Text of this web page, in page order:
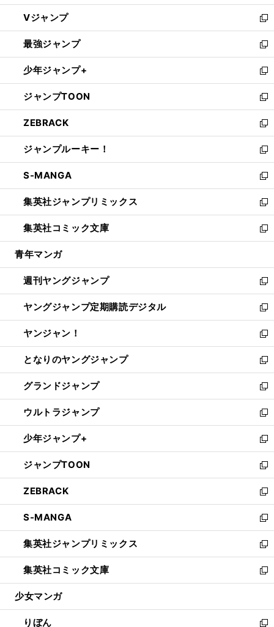
ウ
ィ
ン
ド
ウ
で
開
く
し
い
ウ
ィ
ン
ド
ウ
で
開
く
Vジャンプ
新
し
い
ウ
ィ
ン
ド
ウ
で
開
く
最強ジャンプ
新
し
い
ウ
ィ
ン
ド
ウ
で
開
く
少年ジャンプ+
新
し
い
ウ
ィ
ン
ド
ウ
で
開
く
ジャンプTOON
新
し
い
ウ
ィ
ン
ド
ウ
で
開
く
ZEBRACK
新
し
い
ウ
ィ
ン
ド
ウ
で
開
ジャンプルーキー！
新
し
い
ウ
ィ
ン
ド
ウ
開
く
S-MANGA
新
し
い
ウ
ィ
ン
ウ
で
開
く
集英社ジャンプリミックス
新
し
い
ウ
ン
ド
ウ
で
開
く
集英社コミック文庫
新
し
ウ
ィ
ン
ド
ウ
で
開
く
青年マンガ
週刊ヤングジャンプ
新
し
い
ウ
ィ
ン
ド
ウ
で
開
く
ヤングジャンプ定期購読デジタル
新
し
い
ウ
ィ
ン
ド
ウ
で
開
く
ヤンジャン！
新
し
い
ウ
ィ
ン
ド
ウ
で
開
く
となりのヤングジャンプ
新
し
い
ウ
ィ
ン
ド
ウ
で
開
く
グランドジャンプ
新
し
い
ウ
ィ
ン
ド
ウ
で
開
く
ウルトラジャンプ
新
し
い
ウ
ィ
ン
ド
ウ
で
開
く
少年ジャンプ+
新
し
い
ウ
ィ
ン
ド
ウ
で
開
く
ジャンプTOON
新
し
い
ウ
ィ
ン
ド
ウ
で
開
ZEBRACK
新
し
い
ウ
ィ
ン
ド
ウ
開
く
S-MANGA
新
し
い
ウ
ィ
ン
ウ
で
集英社ジャンプリミックス
新
し
い
ウ
ン
ド
集英社コミック文庫
新
し
ウ
ィ
少女マンガ
りぼん